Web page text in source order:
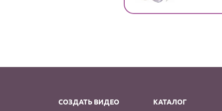
СОЗДАТЬ ВИДЕО
КАТАЛОГ